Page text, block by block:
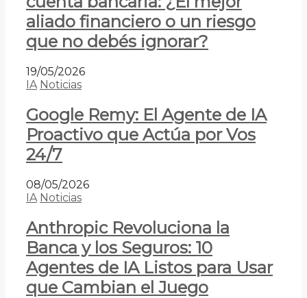
aliado financiero o un riesgo
que no debés ignorar?
19/05/2026
IA Noticias
Google Remy: El Agente de IA
Proactivo que Actúa por Vos
24/7
08/05/2026
IA Noticias
Anthropic Revoluciona la
Banca y los Seguros: 10
Agentes de IA Listos para Usar
que Cambian el Juego